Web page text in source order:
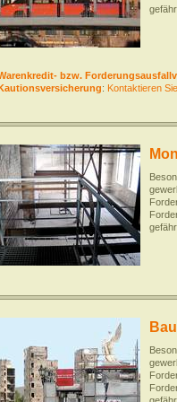
bzw.
: Kontaktieren